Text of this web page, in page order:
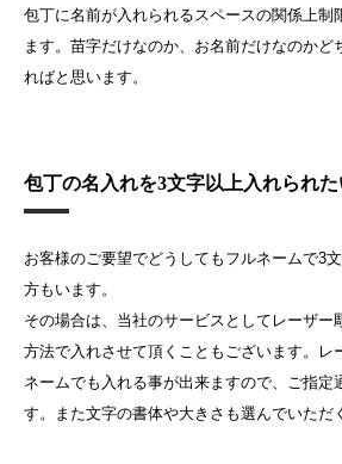
包丁に名前が入れられるスペースの関係上制
ます。苗字だけなのか、お名前だけなのかど
ればと思います。
包丁の名入れを3文字以上入れられた
お客様のご要望でどうしてもフルネームで3
方もいます。
その場合は、当社のサービスとしてレーザー
方法で入れさせて頂くこともございます。レ
ネームでも入れる事が出来ますので、ご指定
す。また文字の書体や大きさも選んでいただ